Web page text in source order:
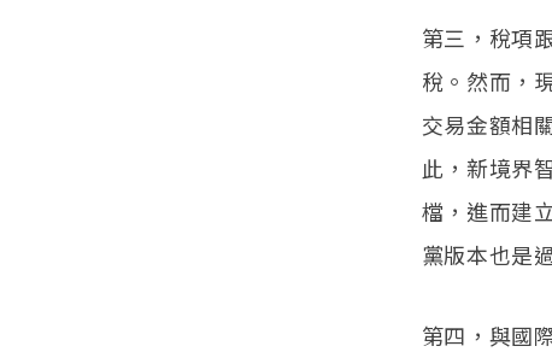
第三，稅項
稅。然而，
交易金額相
此，新境界
檔，進而建
黨版本也是
第四，與國